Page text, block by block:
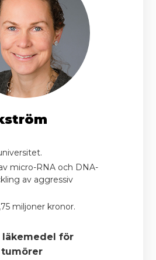
micro-RNA och DNA-
av aggressiv
miljoner kronor.
läkemedel för
tumörer